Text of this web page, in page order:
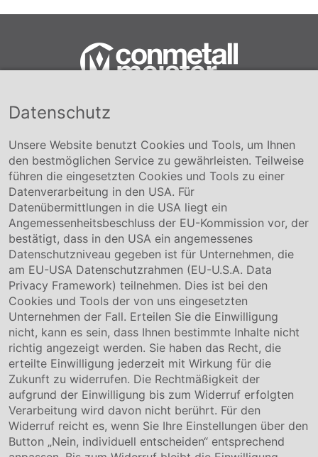
Conmetall Meister GmbH
+49 5141-180
info@conmetallmeister.de
www.conmetallmeister.de
Unternehmen
Über uns
Compliance
Hinweisgebersystem
Karriere
Service & Kontakt
Kontakt
Downloads
Garantiebedingungen
Zertifikate
Rechtliches
Impressum
AGB
Datenschutz
Datenschutz
Unsere Website benutzt Cookies und Tools, um Ihnen
den bestmöglichen Service zu gewährleisten. Teilweise
führen die eingesetzten Cookies und Tools zu einer
Datenverarbeitung in den USA. Für
Datenübermittlungen in die USA liegt ein
Angemessenheitsbeschluss der EU-Kommission vor, der
bestätigt, dass in den USA ein angemessenes
Datenschutzniveau gegeben ist für Unternehmen, die
am EU-USA Datenschutzrahmen (EU-U.S.A. Data
Privacy Framework) teilnehmen. Dies ist bei den
Cookies und Tools der von uns eingesetzten
Unternehmen der Fall. Erteilen Sie die Einwilligung
nicht, kann es sein, dass Ihnen bestimmte Inhalte nicht
richtig angezeigt werden. Sie haben das Recht, die
erteilte Einwilligung jederzeit mit Wirkung für die
Zukunft zu widerrufen. Die Rechtmäßigkeit der
aufgrund der Einwilligung bis zum Widerruf erfolgten
Verarbeitung wird davon nicht berührt. Für den
Widerruf reicht es, wenn Sie Ihre Einstellungen über den
Button „Nein, individuell entscheiden“ entsprechend